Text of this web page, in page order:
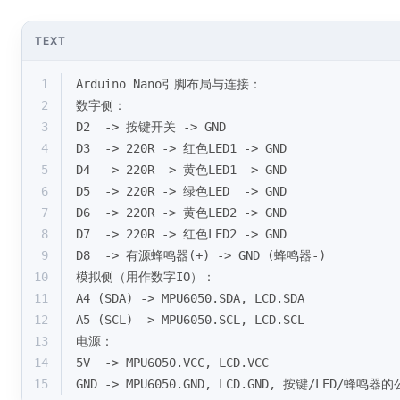
TEXT
1
Arduino Nano引脚布局与连接：
2
数字侧：
3
D2  -> 按键开关 -> GND
4
D3  -> 220R -> 红色LED1 -> GND
5
D4  -> 220R -> 黄色LED1 -> GND
6
D5  -> 220R -> 绿色LED  -> GND
7
D6  -> 220R -> 黄色LED2 -> GND
8
D7  -> 220R -> 红色LED2 -> GND
9
D8  -> 有源蜂鸣器(+) -> GND (蜂鸣器-)
10
模拟侧（用作数字IO）：
11
A4 (SDA) -> MPU6050.SDA, LCD.SDA
12
A5 (SCL) -> MPU6050.SCL, LCD.SCL
13
电源：
14
5V  -> MPU6050.VCC, LCD.VCC
15
GND -> MPU6050.GND, LCD.GND, 按键/LED/蜂鸣器的